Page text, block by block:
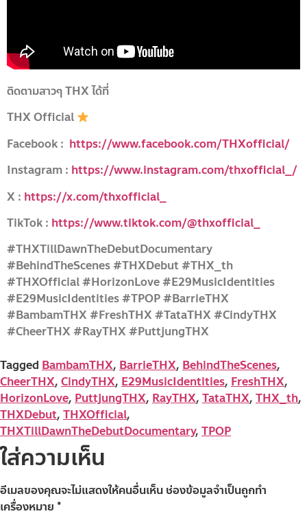
ติดตามสาวๆ THX ได้ที่
THX Official
Facebook : https://www.facebook.com/THXofficial/
Instagram : https://www.instagram.com/thxofficial_/
X : https://x.com/thxofficial_
TikTok : https://www.tiktok.com/@thxofficial_
#THXTillDawnTheDebutDocumentary
#BehindTheScenes #THXDebut #THX_th
#THXOfficial #HorizonLove #E29MusicIdentities
#E29MusicIdentities #TPOP #BarrieTHX
#BambamTHX #FreshTHX #TataTHX #CindyTHX
#CheerTHX #RayTHX #PuttjungTHX
Tagged BambamTHX, BarrieTHX, BehindTheScenes,
CheerTHX, CindyTHX, E29MusicIdentities, FreshTHX,
HorizonLove, PuttjungTHX, RayTHX, TataTHX, THX_th,
THXDebut, THXOfficial,
THXTillDawnTheDebutDocumentary, TPOP
ใส่ความเห็น
อีเมลของคุณจะไม่แสดงให้คนอื่นเห็น ช่องข้อมูลจำเป็นถูกทำ
เครื่องหมาย *